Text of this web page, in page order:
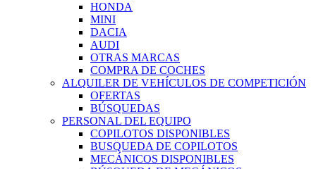
HONDA
MINI
DACIA
AUDI
OTRAS MARCAS
COMPRA DE COCHES
ALQUILER DE VEHÍCULOS DE COMPETICIÓN
OFERTAS
BÚSQUEDAS
PERSONAL DEL EQUIPO
COPILOTOS DISPONIBLES
BUSQUEDA DE COPILOTOS
MECÁNICOS DISPONIBLES